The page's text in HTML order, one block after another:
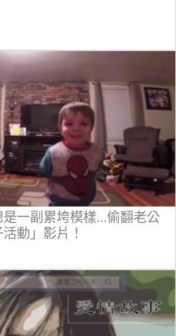
一副累垮模樣...偷翻老公
動」影片！